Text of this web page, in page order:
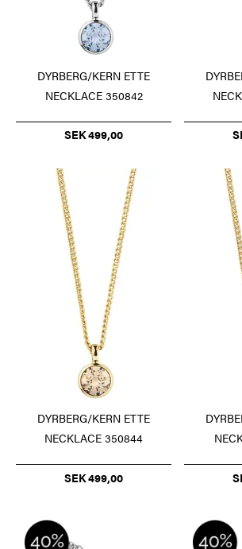
DYRBERG/KERN ETTE
NECKLACE 350842
SEK 499,00
DYRBERG/KERN ETTE
NECKLACE 350844
SEK 499,00